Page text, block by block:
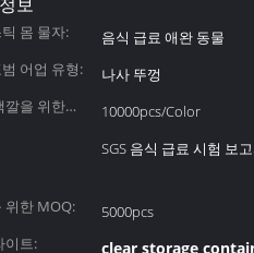
몸 물자: 음식 급료 애완 동물
어업 유형:
나사 뚜껑
깔을 위한
10000pcs/Color
SGS 음식 급료 시험 보
위한 MOQ:
5000pcs
이트:
clear storage